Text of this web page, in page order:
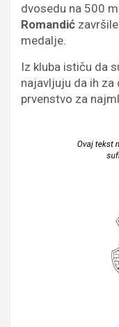
dvosedu na 500
Romandić
medalje.
Iz kluba ističu da
najavljuju da ih za
prvenstvo za